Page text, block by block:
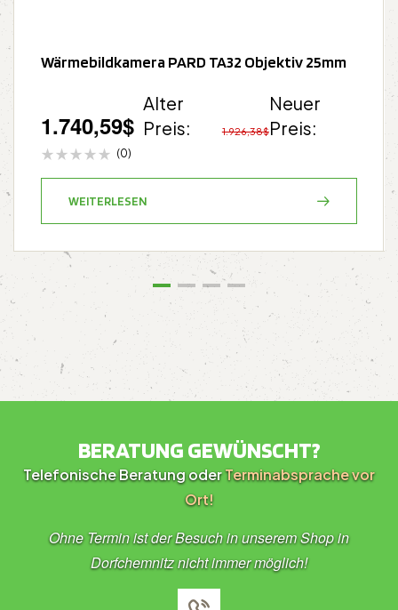
Wärmebildkamera PARD TA32 Objektiv 25mm
Alter
Preis:
1.926,38$
Neuer
Preis:
1.740,59$
(0)
WEITERLESEN
BERATUNG GEWÜNSCHT?
Telefonische Beratung oderTerminabsprache vor
Ort!
Ohne Termin ist der Besuch in unserem Shop in
Dorfchemnitz nicht immer möglich!